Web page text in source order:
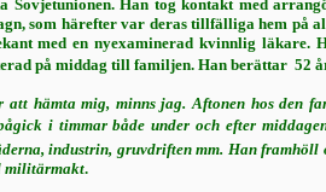
Sovjetunionen. Han tog kontakt med
som härefter var deras tillfälliga hem på
med en nyexaminerad kvinnlig läka­re.
på middag till fa­miljen. Han berättar  52
att hämta mig, minns jag. Aftonen hos den
i timmar både under och efter
industrin, gruvdriften mm. Han
militärmakt.